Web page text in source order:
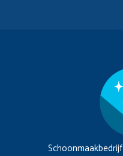
Schoonmaakbedrijf